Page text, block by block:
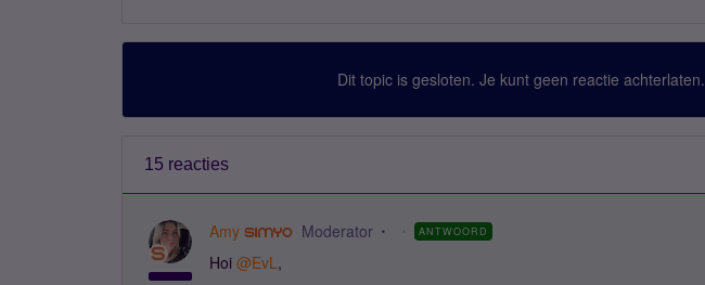
Dit topic is gesloten. Je kunt geen reactie achterlaten.
15 reacties
Amy Moderator ANTWOORD
Hoi @EvL,